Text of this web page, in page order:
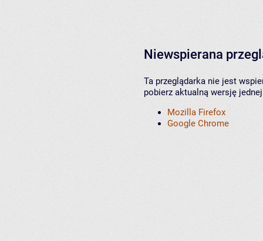
Niewspierana
Ta przeglądarka nie jest
pobierz aktualną wersję
Mozilla Firefox
Google Chrome